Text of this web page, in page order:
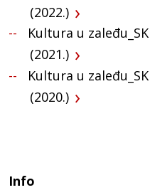
(2022.)
Kultura u
(2021.)
Kultura u
(2020.)
Info